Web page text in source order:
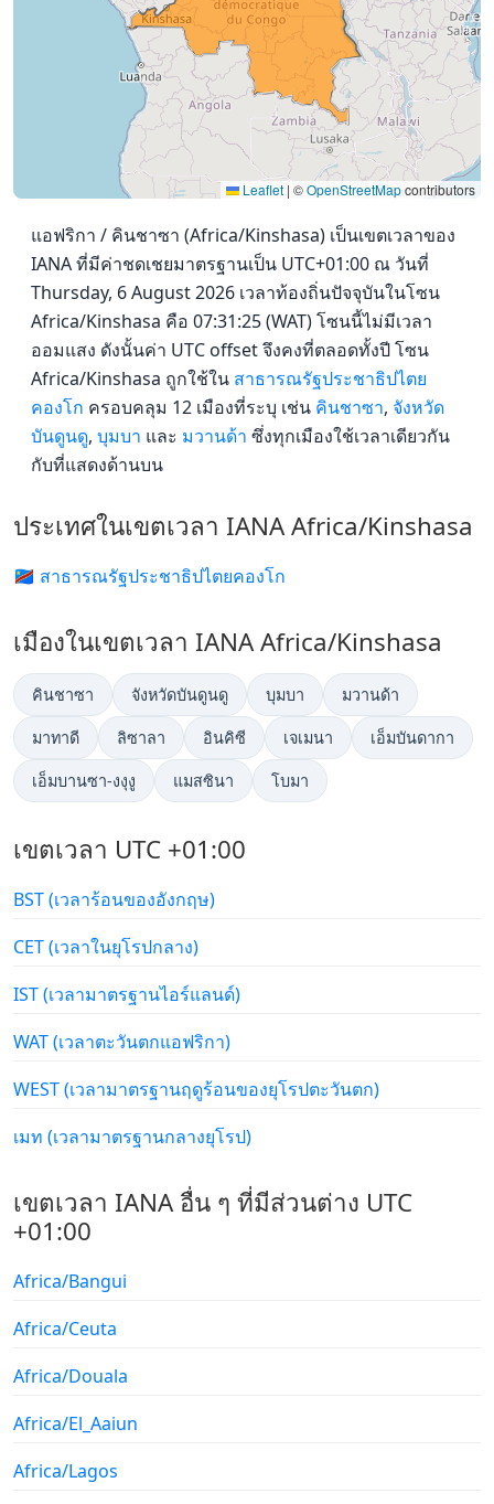
Leaflet | ©OpenStreetMapcontributors
แอฟริกา / คินชาซา (Africa/Kinshasa) เป็นเขตเวลาของ
IANA ที่มีค่าชดเชยมาตรฐานเป็น UTC+01:00 ณ วันที่
Thursday, 6 August 2026 เวลาท้องถิ่นปัจจุบันในโซน
Africa/Kinshasa คือ 07:31:25 (WAT) โซนนี้ไม่มีเวลา
ออมแสง ดังนั้นค่า UTC offset จึงคงที่ตลอดทั้งปี โซน
Africa/Kinshasa ถูกใช้ใน สาธารณรัฐประชาธิปไตย
คองโก ครอบคลุม 12 เมืองที่ระบุ เช่น คินชาซา, จังหวัด
บันดูนดู, บุมบา และ มวานด้า ซึ่งทุกเมืองใช้เวลาเดียวกัน
กับที่แสดงด้านบน
ประเทศในเขตเวลา IANA Africa/Kinshasa
🇨🇩 สาธารณรัฐประชาธิปไตยคองโก
เมืองในเขตเวลา IANA Africa/Kinshasa
คินชาซา จังหวัดบันดูนดู บุมบา มวานด้า
มาทาดี ลิซาลา อินคิซี เจเมนา เอ็มบันดากา
เอ็มบานซา-งงุงู แมสซินา โบมา
เขตเวลา UTC +01:00
BST (เวลาร้อนของอังกฤษ)
CET (เวลาในยุโรปกลาง)
IST (เวลามาตรฐานไอร์แลนด์)
WAT (เวลาตะวันตกแอฟริกา)
WEST (เวลามาตรฐานฤดูร้อนของยุโรปตะวันตก)
เมท (เวลามาตรฐานกลางยุโรป)
เขตเวลา IANA อื่น ๆ ที่มีส่วนต่าง UTC
+01:00
Africa/Bangui
Africa/Ceuta
Africa/Douala
Africa/El_Aaiun
Africa/Lagos